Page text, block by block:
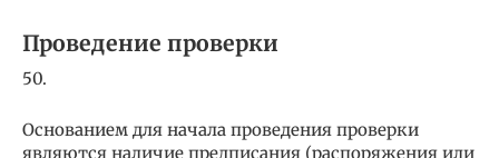
Проведение проверки
50.
Основанием для начала проведения проверки
являются наличие предписания (распоряжения или